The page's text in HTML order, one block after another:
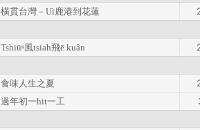
橫貫台灣－Uì 鹿港到花蓮
Tshiūⁿ風tsiah飛ē kuân
食味人生之夏
過年初一hit一工